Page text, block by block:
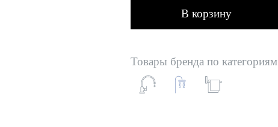
В корзину
Товары бренда по категориям